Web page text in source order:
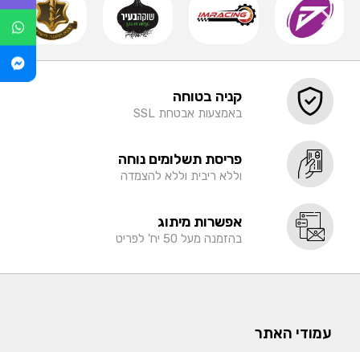
קניה בטוחה
באמצעות אבטחת SSL
פריסת תשלומים נוחה
וללא ריבית וללא להצמדה
אפשרות מיתוג
בהזמנה מעל 50 יח' לפריט
עמודי האתר